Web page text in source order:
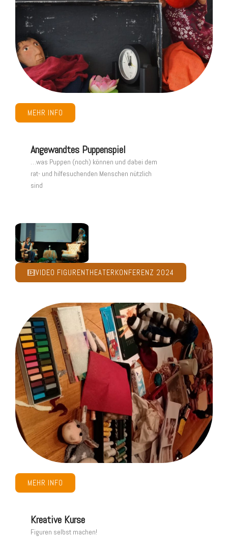
MEHR INFO
Angewandtes Puppenspiel
…was Puppen (noch) können und dabei dem
rat- und hilfesuchenden Menschen nützlich
sind
VIDEO FIGURENTHEATERKONFERENZ 2024
MEHR INFO
Kreative Kurse
Figuren selbst machen!